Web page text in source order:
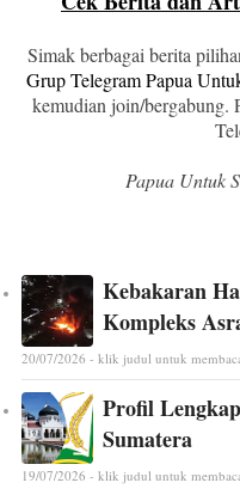
Simak berbagai berita
Grup Telegram Papua
kemudian join/bergabung.
Papua Untuk
Kebakaran
Kompleks
20/07/2026 - klik judul untuk
Profil
Sumatera
19/07/2026 - klik judul untuk